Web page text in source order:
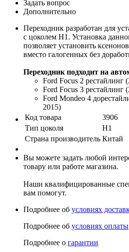
Задать вопрос
Дополнительно
Переходник разработан для
с цоколем H1. Установка
позволяет установить
вместо галогенных без
Переходник подходит на
Ford Focus 2 рестайлинг
Ford Focus 3 рестайлинг
Ford Mondeo 4
2015)
Код товара
3906
Тип цоколя
H1
Страна производитель Китай
Вы можете задать любой
товару или работе магазина.
Наши квалифицированные
вам помогут.
Подробнее об условиях
Подробнее об условиях оплаты
Подробнее о гарантии